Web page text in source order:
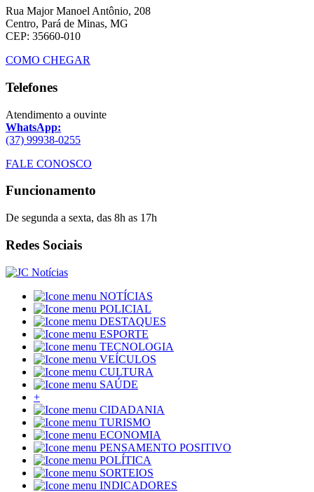
Rua Major Manoel Antônio, 208
Centro, Pará de Minas, MG
CEP: 35660-010
COMO CHEGAR
Telefones
Atendimento a ouvinte
WhatsApp:
(37) 99938-0255
FALE CONOSCO
Funcionamento
De segunda a sexta, das 8h as 17h
Redes Sociais
NOTÍCIAS
POLICIAL
DESTAQUES
ESPORTE
TECNOLOGIA
VEÍCULOS
CULTURA
SAÚDE
+
CIDADANIA
TURISMO
ECONOMIA
PENSAMENTO POSITIVO
POLÍTICA
SORTEIOS
INDICADORES